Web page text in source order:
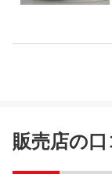
販売店の口